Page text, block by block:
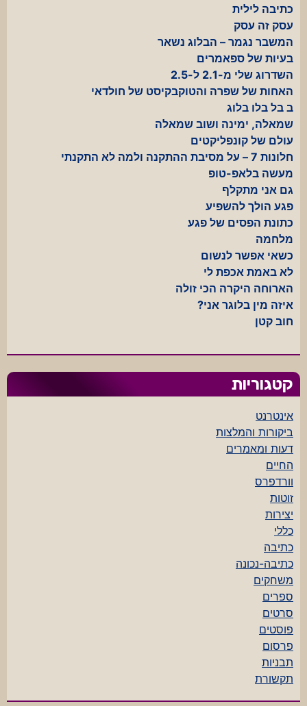
כתיבה לילית
עסק זה עסק
המשבר נגמר – הבלוג נשאר
בעיות של ספאמרים
השדרוג שלי מ-2.1 ל-2.5
האחות של שפרה והטוקבקיסט של חולדאי
ב בל בלו בלוג
שמאלה, ימינה ושוב שמאלה
עולם של קונפליקטים
חלונות 7 – על מסיבת ההתקנה ולמה לא התקנתי
מעשה בלאפ-טופ
גם אני מתקלף
פגע הולך להשפיע
כתונת הפסים של פגע
מלחמה
כשאי אפשר לנשום
לא באמת אכפת לי
הארוחה היקרה הכי זולה
איזה מין בלוגר אני?
חוב קטן
קטגוריות
אינטרנט
ביקורות והמלצות
דעות ומאמרים
החיים
וורדפרס
זוטות
יצירות
כללי
כתיבה
כתיבה-נכונה
משחקים
ספרים
סרטים
פוסטים
פרסום
תבניות
תקשורת